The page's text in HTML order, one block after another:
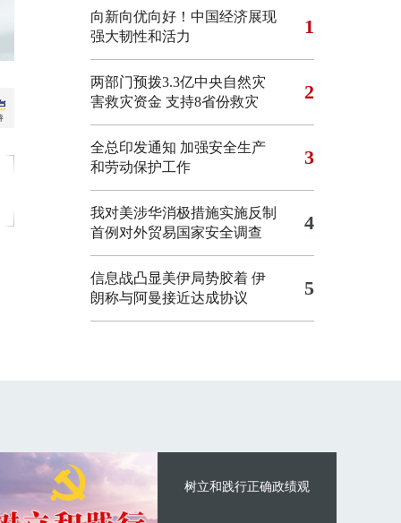
向新向优向好！中国经济展现
强大韧性和活力
1
两部门预拨3.3亿中央自然灾
害救灾资金 支持8省份救灾
2
全总印发通知 加强安全生产
和劳动保护工作
3
我对美涉华消极措施实施反制
首例对外贸易国家安全调查
4
信息战凸显美伊局势胶着 伊
朗称与阿曼接近达成协议
5
树立和践行正确政绩观